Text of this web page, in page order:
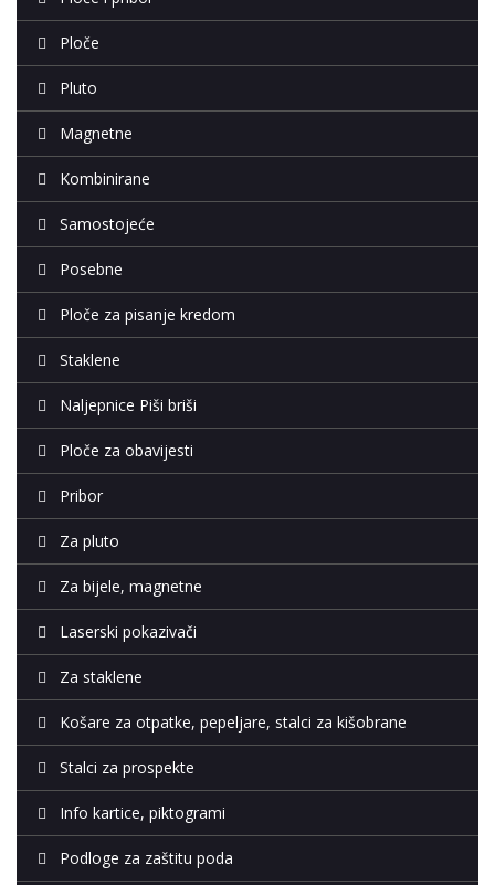
Ploče
Pluto
Magnetne
Kombinirane
Samostojeće
Posebne
Ploče za pisanje kredom
Staklene
Naljepnice Piši briši
Ploče za obavijesti
Pribor
Za pluto
Za bijele, magnetne
Laserski pokazivači
Za staklene
Košare za otpatke, pepeljare, stalci za kišobrane
Stalci za prospekte
Info kartice, piktogrami
Podloge za zaštitu poda